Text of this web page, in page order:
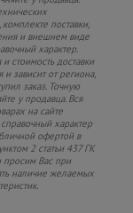
комплекте поставки,
и внешнем виде
характер.
и стоимость доставки
и зависит от региона,
заказ. Точную
у продавца. Вся
на сайте
характер
офертой в
2 статьи 437 ГК
просим Вас при
наличие желаемых